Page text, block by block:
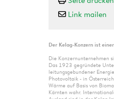
Link mailen
Der Kelag-Konzern ist
Die Konzernunternehmen
Das 1923 gegründete
leitungsgebundener
Photovoltaik - in
Wärme auf Basis von
Kärnten wahr.